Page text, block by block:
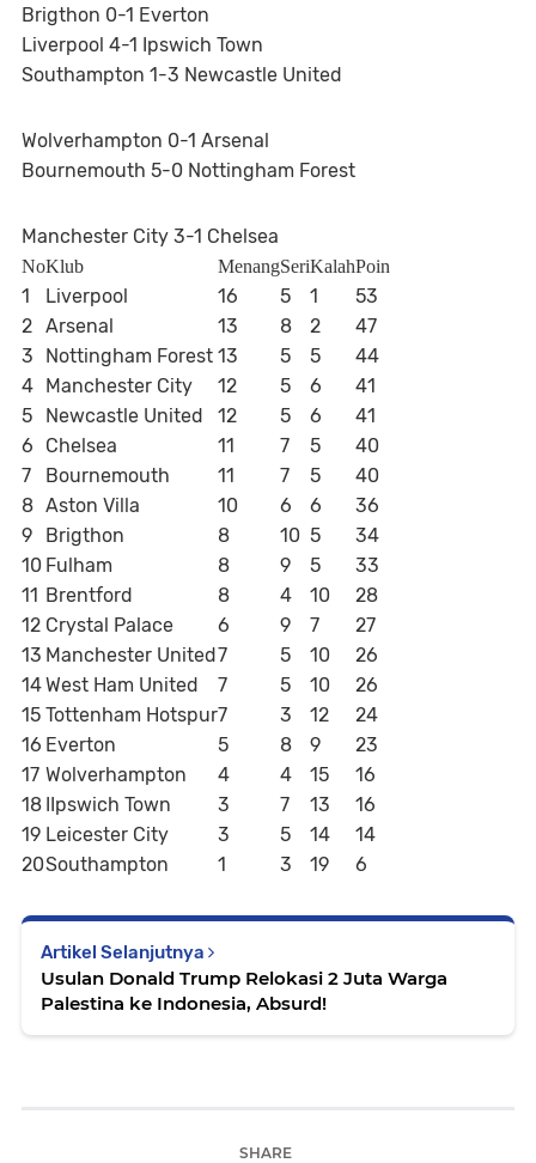
Brigthon 0-1 Everton
Liverpool 4-1 Ipswich Town
Southampton 1-3 Newcastle United
Wolverhampton 0-1 Arsenal
Bournemouth 5-0 Nottingham Forest
Manchester City 3-1 Chelsea
NoKlub MenangSeriKalahPoin
1 Liverpool 16 5 1
53
2 Arsenal 13 8 2
47
3
Nottingham Forest 13 5 5
44
4 Manchester City 12 5 6
41
5
Newcastle United 12 5 6
41
6
Chelsea 11 7 5
40
7
Bournemouth 11 7 5
40
8 Aston Villa 10 6 6
36
9
Brigthon 8 10 5
34
10 Fulham 8 9 5
33
11 Brentford 8 4 10
28
12 Crystal Palace 6 9 7
27
13 Manchester United7 5 10
26
14West Ham United 7 5 10
26
15 Tottenham Hotspur7 3 12
24
16 Everton 5 8 9
23
17 Wolverhampton 4 4 15
16
18 IIpswich Town 3 7 13
16
19 Leicester City 3 5 14
14
20Southampton 1 3 19 6
Artikel Selanjutnya
Usulan Donald Trump Relokasi 2 Juta Warga
Palestina ke Indonesia, Absurd!
SHARE